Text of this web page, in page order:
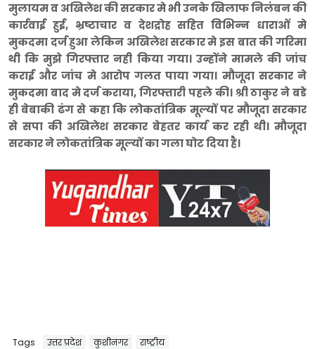
मुलायम व अखिलेश की सरकार मे भी उनके खिलाफ निलंबन की
कार्रवाई हुई, भ्रष्टाचार व देशद्रोह सहित विभिन्न धाराओं मे
मुकदमा दर्ज हुआ लेकिन अखिलेश सरकार मे इस बात की गरिमा
थी कि मुझे गिरफ्तार नही किया गया। उन्होंने मामले की जांच
कराई और जांच मे आरोप गलत पाया गया। मौजूदा सरकार ने
मुकदमा बाद मे दर्ज कराया, गिरफ्तारी पहले की। श्री ठाकुर ने बडे
ही बेबाकी ढंग से कहा कि लोकतांत्रिक मूल्यों पर मौजूदा सरकार
से सपा की अखिलेश सरकार बेहतर कार्य कर रही थी। मौजूदा
सरकार ने लोकतांत्रिक मूल्यों का गला घोट दिया है।
Tags उत्तर प्रदेश कुशीनगर राष्ट्रीय